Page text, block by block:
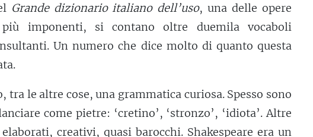
Grande dizionario italiano dell’uso, una delle opere
più imponenti, si contano oltre duemila vocaboli
Un numero che dice molto di quanto questa
tra le altre cose, una grammatica curiosa. Spesso sono
come pietre: ‘cretino’, ‘stronzo’, ‘idiota’. Altre
creativi, quasi barocchi. Shakespeare era un